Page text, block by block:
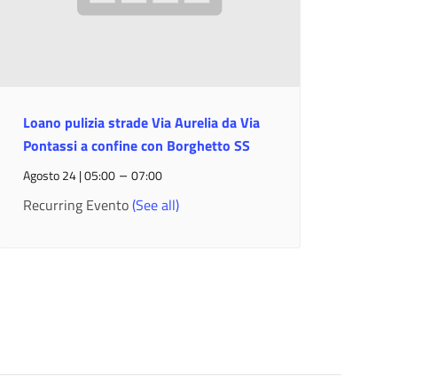
Loano pulizia strade Via Aurelia da Via
Pontassi a confine con Borghetto SS
Agosto 24 | 05:00 –07:00
Recurring Evento(See all)